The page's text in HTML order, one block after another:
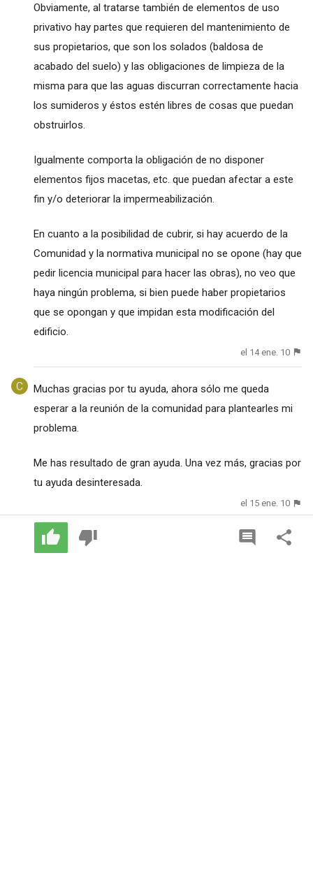
Obviamente, al tratarse también de elementos de uso
privativo hay partes que requieren del mantenimiento de
sus propietarios, que son los solados (baldosa de
acabado del suelo) y las obligaciones de limpieza de la
misma para que las aguas discurran correctamente hacia
los sumideros y éstos estén libres de cosas que puedan
obstruirlos.
Igualmente comporta la obligación de no disponer
elementos fijos macetas, etc. que puedan afectar a este
fin y/o deteriorar la impermeabilización.
En cuanto a la posibilidad de cubrir, si hay acuerdo de la
Comunidad y la normativa municipal no se opone (hay que
pedir licencia municipal para hacer las obras), no veo que
haya ningún problema, si bien puede haber propietarios
que se opongan y que impidan esta modificación del
edificio.
el 14 ene. 10
Muchas gracias por tu ayuda, ahora sólo me queda
esperar a la reunión de la comunidad para plantearles mi
problema.
Me has resultado de gran ayuda. Una vez más, gracias por
tu ayuda desinteresada.
el 15 ene. 10